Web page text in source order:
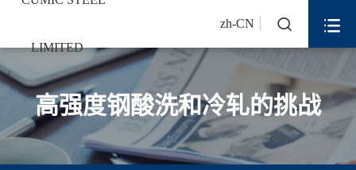
zh-CN  
高强度钢酸洗和冷轧的挑战